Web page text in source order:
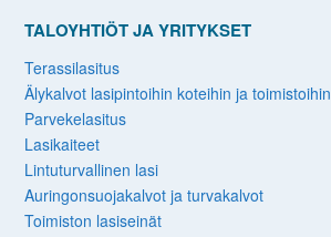
TALOYHTIÖT JA YRITYKSET
Terassilasitus
Älykalvot lasipintoihin koteihin ja toimistoihin
Parvekelasitus
Lasikaiteet
Lintuturvallinen lasi
Auringonsuojakalvot ja turvakalvot
Toimiston lasiseinät